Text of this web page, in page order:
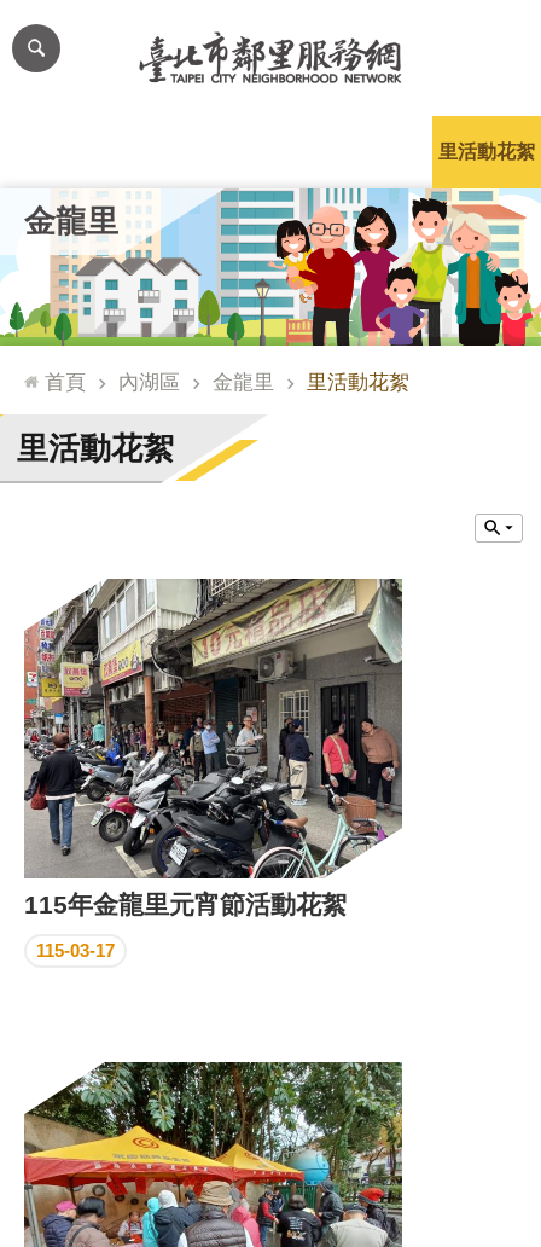
跳到主要內容區塊
網
站
台
通
臺
北
市
整
合
檢
索
系
統
文
局
化
產
里
界
說
臺
北
金龍里
里活動花絮
首頁 內湖區 金龍里 里活動花絮
里活動花絮
115年金龍里元宵節活動花絮
115-03-17